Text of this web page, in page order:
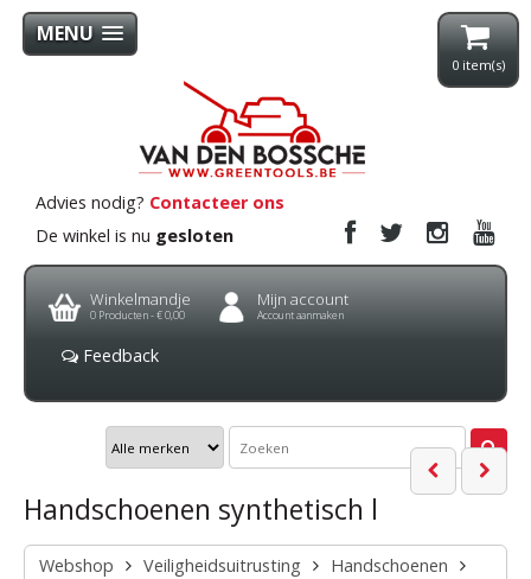
MENU
0 item(s)
Advies nodig? Contacteer ons
De winkel is nu gesloten
Winkelmandje
0 Producten -€ 0,00
Mijn account
Account aanmaken
Feedback
Handschoenen synthetisch l
Webshop Veiligheidsuitrusting
Handschoenen